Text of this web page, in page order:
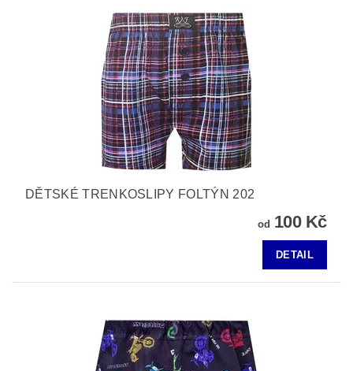
DĚTSKÉ TRENKOSLIPY FOLTÝN 202
od 100 Kč
DETAIL